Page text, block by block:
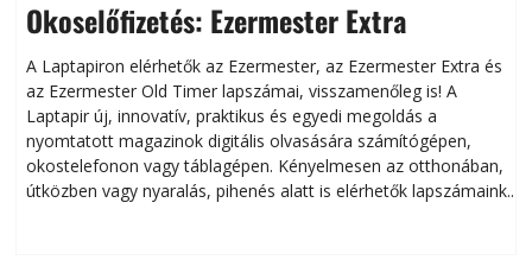
Okoselőfizetés: Ezermester Extra
A Laptapiron elérhetők az Ezermester, az Ezermester Extra és
az Ezermester Old Timer lapszámai, visszamenőleg is! A
Laptapir új, innovatív, praktikus és egyedi megoldás a
nyomtatott magazinok digitális olvasására számítógépen,
okostelefonon vagy táblagépen. Kényelmesen az otthonában,
útközben vagy nyaralás, pihenés alatt is elérhetők lapszámaink.